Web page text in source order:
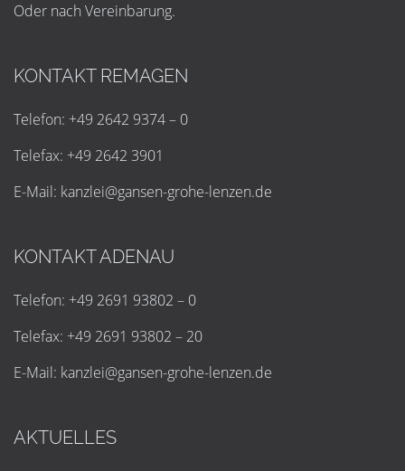
Oder nach Vereinbarung.
KONTAKT REMAGEN
Telefon: +49 2642 9374 – 0
Telefax: +49 2642 3901
E-Mail: kanzlei@gansen-grohe-lenzen.de
KONTAKT ADENAU
Telefon: +49 2691 93802 – 0
Telefax: +49 2691 93802 – 20
E-Mail: kanzlei@gansen-grohe-lenzen.de
AKTUELLES